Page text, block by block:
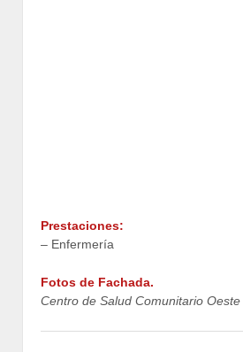
Prestaciones:
– Enfermería
Fotos de Fachada.
Centro de Salud Comunitario Oeste